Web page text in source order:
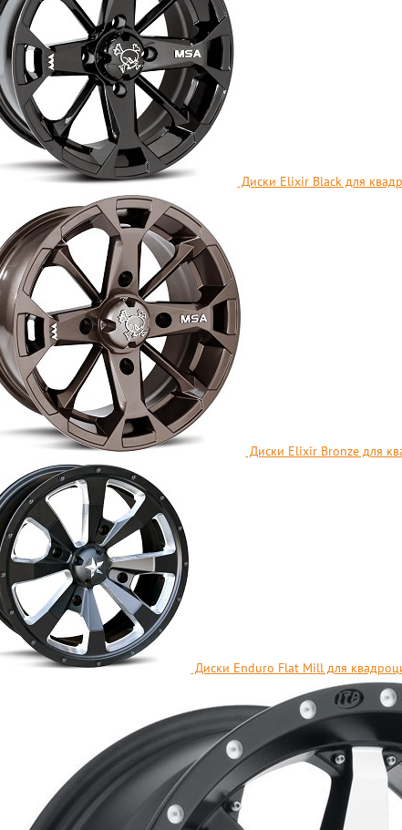
Диски Elixir Black для
Диски Elixir Bronze для
Диски Enduro Flat Mill для